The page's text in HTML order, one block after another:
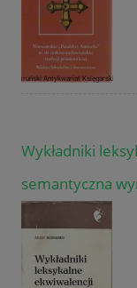
Wykładniki
semantyczna